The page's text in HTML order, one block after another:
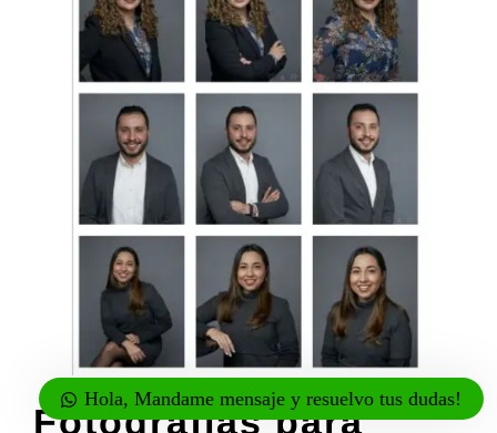
Fotografías para
Hola, Mandame mensaje y resuelvo tus dudas!